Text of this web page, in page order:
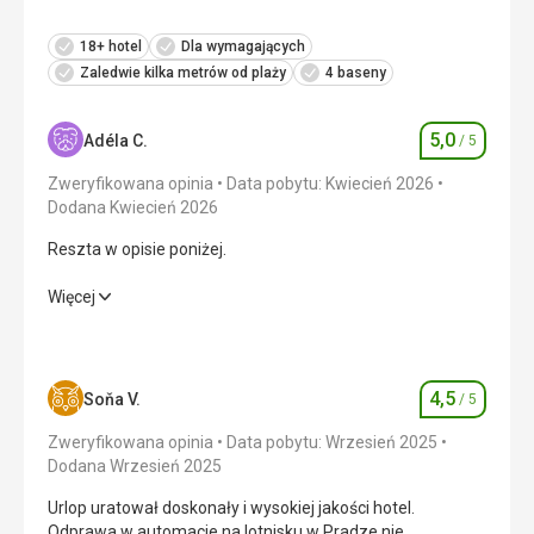
18+ hotel
Dla wymagających
Zaledwie kilka metrów od plaży
4 baseny
Adéla C. Ocena
5,0 / 5
Zweryfikowana opinia
Data pobytu: Kwiecień 2026
Dodana Kwiecień 2026
Reszta w opisie poniżej.
Reszta w opisie poniżej.
Zakwaterowanie 5,0/ 5
Okolica 5,0
Więcej
Soňa V. Ocena
4,5 / 5
Zweryfikowana opinia
Data pobytu: Wrzesień 2025
Dodana Wrzesień 2025
Urlop uratował doskonały i wysokiej jakości hotel.